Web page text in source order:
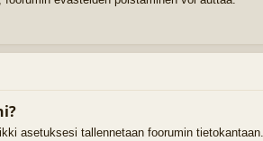
asetuksesi tallennetaan foorumin